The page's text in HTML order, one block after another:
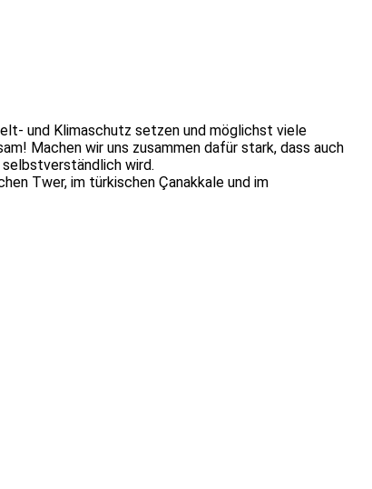
und Klimaschutz setzen und möglichst viele
Machen wir uns zusammen dafür stark, dass auch
wird.
Twer, im türkischen Çanakkale und im